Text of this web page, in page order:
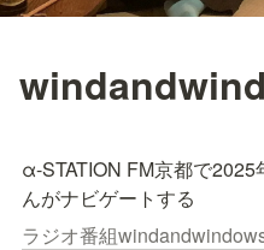
α-STATION FM京都で
んがナビゲートする
ラジオ番組